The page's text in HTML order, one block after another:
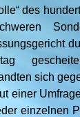
des
sich
einer
einzelnen